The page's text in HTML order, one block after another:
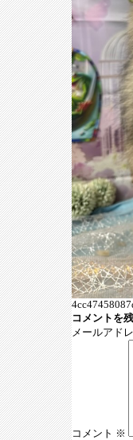
コメントを
メールアド
コメント ※